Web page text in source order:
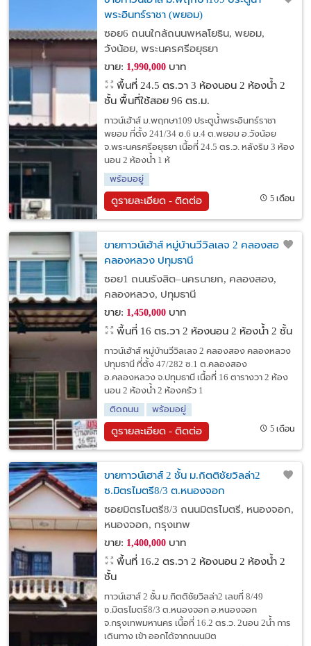
พระอินทร์ราชา (พยอม)
ซอย6 ถนนใกล้ถนนพหลโยธิน, พยอม,
วังน้อย, พระนครศรีอยุธยา
ขาย: 1,990,000บาท
พื้นที่ 24.5 ตร.วา 3 ห้องนอน 2 ห้องน้ำ 2
ชั้น พื้นที่ใช้สอย 96 ตร.ม.
ทาวน์เฮ้าส์ ม.พฤกษา109 ประตูน้ำพระอินทร์ราชา
พยอม ที่ตั้ง 241/34 ซ.6 ม.4 ต.พยอม อ.วังน้อย
จ.พระนครศรีอยุธยา เนื้อที่ 24.5 ตร.ว. หลังริม 3 ห้อง
นอน 2 ห้องน้ำ 1 ห้
พร้อมอยู่
ดูรายละเอียด - ติดต่อ 5 เดือน
ขายทาวน์เฮ้าส์ หมู่บ้านวีวิลเลจ 2 คลองสอง
คลองหลวง ปทุมธานี
ซอย1 ถนนรังสิต–นครนายก, คลองสอง,
คลองหลวง, ปทุมธานี
ขาย: 1,450,000บาท
พื้นที่ 16 ตร.วา 2 ห้องนอน 2 ห้องน้ำ 2 ชั้น
ทาวน์เฮ้าส์ หมู่บ้านวีวิลเลจ 2 คลองสอง คลองหลวง
ปทุมธานี ที่ตั้ง 47/282 ซ.1 ต.คลองสอง
อ.คลองหลวง จ.ปทุมธานี เนื้อที่ 16 ตารางวา 2 ห้อง
นอน 2 ห้องน้ำ 2 ห้องครัว 1
ติดถนน
พร้อมอยู่
ดูรายละเอียด - ติดต่อ 5 เดือน
ขายทาวน์เฮาส์ 2 ชั้น ม.กิตติชัยวิลล่า2
ซ.มิตรไมตรี8/3 ต.หนองจอก
ซอยมิตรไมตรี8/3 ถนนมิตรไมตรี, หนองจอก,
หนองจอก, กรุงเทพ
ขาย: 1,400,000บาท
พื้นที่ 16.2 ตร.วา 2 ห้องนอน 2 ห้องน้ำ 2
ชั้น
ทาวน์เฮาส์ 2 ชั้น ม.กิตติชัยวิลล่า2 เลขที่ 8/49
ซ.มิตรไมตรี8/3 ต.หนองจอก อ.หนองจอก
จ.กรุงเทพมหานคร เนื้อที่ 16.2 ตร.ว. 2นอน 2น้ำ การ
เดินทาง เข้า ออกได้จากถนนมิต